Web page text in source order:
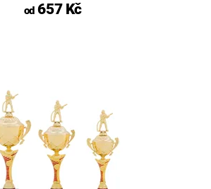
od657 Kč